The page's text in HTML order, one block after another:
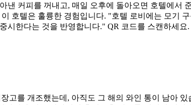
커피를 꺼내고, 매일 오후에 돌아오면 호텔에서
호텔은 훌륭한 경험입니다. "호텔 로비에는 모기
한다는 것을 반영합니다." QR 코드를 스캔하세
를 개조했는데, 아직도 그 해의 와인 통이 남아